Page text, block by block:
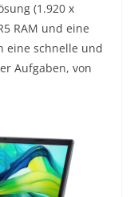
(1.920 x
RAM und eine
eine schnelle und
Aufgaben, von